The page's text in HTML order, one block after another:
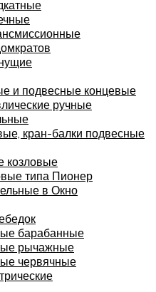
и подвесные концевые
ручные
кран-балки подвесные
козловые
типа Пионер
в Окно
барабанные
рычажные
червячные